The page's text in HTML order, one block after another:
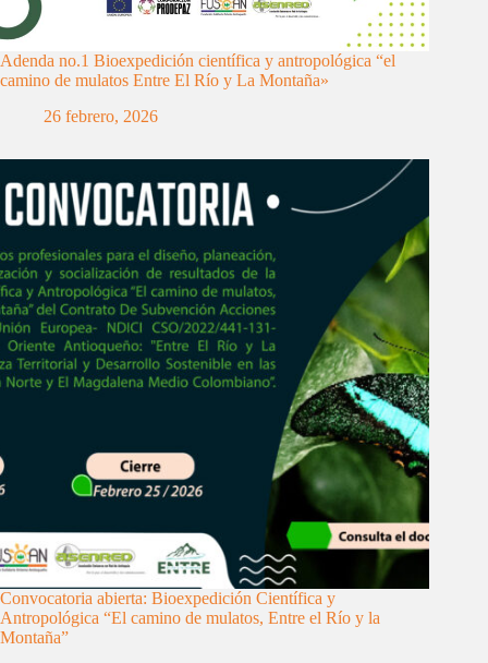
Adenda no.1 Bioexpedición científica y antropológica “el
camino de mulatos Entre El Río y La Montaña»
26 febrero, 2026
Convocatoria abierta: Bioexpedición Científica y
Antropológica “El camino de mulatos, Entre el Río y la
Montaña”